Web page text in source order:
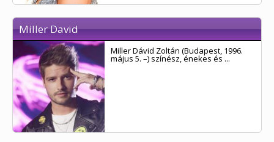
Miller David
Miller Dávid Zoltán (Budapest, 1996.
május 5. –) színész, énekes és ...